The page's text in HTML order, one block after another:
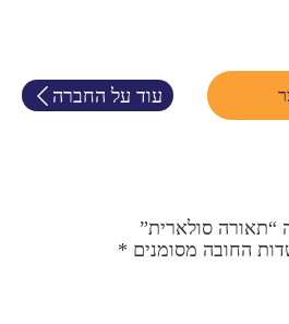
עוד על החברה
“תאורה סולארית”
החובה מסומנים *